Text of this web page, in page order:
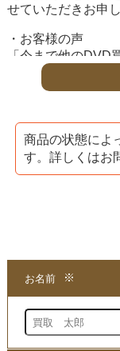
せていただきお申
・お客様の声
「今まで他のDVD
価格に納得できて
ているとのことで
映画音楽などの
分野(医療分野 自
際は是非当店のよ
「クリニカル エン
歯科DVDをお持ち
ーDVD買取の専門
わせいただき、買
●買取方法は簡単3
商品の状態によ
す。詳しくはお